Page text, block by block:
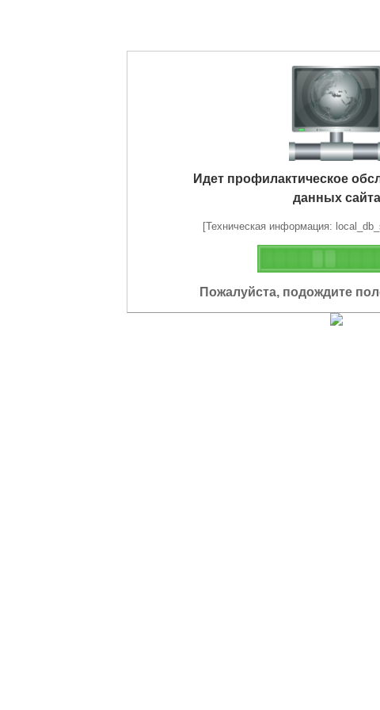
Идет профилактическое
данных сайта
[Техническая информация:
Пожалуйста, подождите